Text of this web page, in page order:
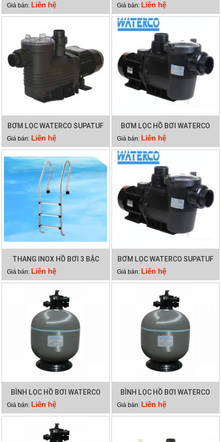
250
Giá bán: Liên hệ 200
Giá bán: Liên hệ
BƠM LỌC WATERCO SUPATUF
150
Giá bán: Liên hệ
BƠM LỌC HỒ BƠI WATERCO
SUPATUF
Giá bán: Liên hệ
THANG INOX HỒ BƠI 3 BẬC
Giá bán: Liên hệ
BƠM LỌC WATERCO SUPATUF
100
Giá bán: Liên hệ
BÌNH LỌC HỒ BƠI WATERCO
S700
Giá bán: Liên hệ
BÌNH LỌC HỒ BƠI WATERCO
S900
Giá bán: Liên hệ